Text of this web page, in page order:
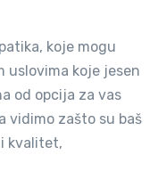
koje mogu
uslovima koje jesen
od opcija za vas
vidimo zašto su baš
kvalitet,